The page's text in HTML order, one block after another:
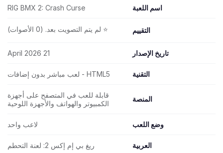
اسم اللعبة RIG BMX 2: Crash Curse
التقييم ⭐ لم يتم التصويت بعد. (0 الأصوات)
تاريخ الإصدار 21 April 2026
التقنية HTML5 - لعب مباشر بدون إضافات
المنصة
قابلة للعب في المتصفح على أجهزة
الكمبيوتر والهواتف والأجهزة اللوحية
وضع اللعب لاعب واحد
العربية ريغ بي إم إكس 2: لعنة التحطم